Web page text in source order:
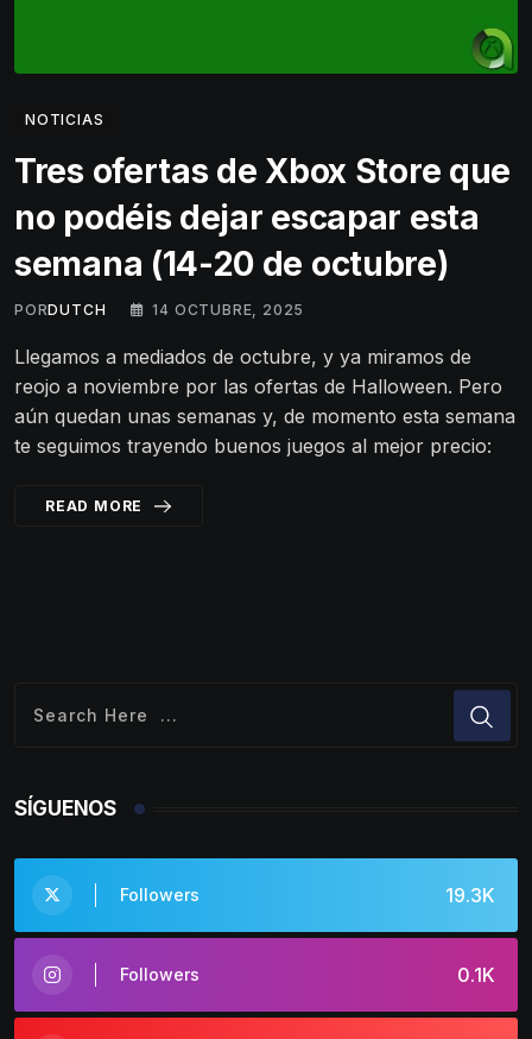
NOTICIAS
Tres ofertas de Xbox Store que
no podéis dejar escapar esta
semana (14-20 de octubre)
PORDUTCH 14 OCTUBRE, 2025
Llegamos a mediados de octubre, y ya miramos de
reojo a noviembre por las ofertas de Halloween. Pero
aún quedan unas semanas y, de momento esta semana
te seguimos trayendo buenos juegos al mejor precio:
READ MORE
SÍGUENOS
19.3K
Followers
0.1K
Followers